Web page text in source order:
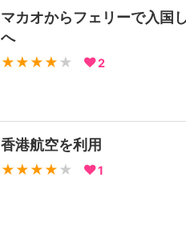
マカオからフェリーで入国
へ
★★★★ ★ 2
香港航空を利用
★★★★ ★ 1